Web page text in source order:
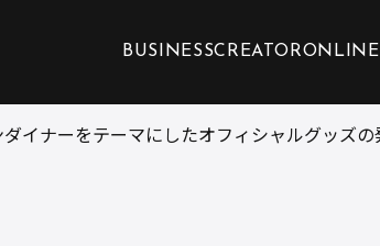
BUSINESSCREATORONLINE
ダイナーをテーマにしたオフィシャルグッズ